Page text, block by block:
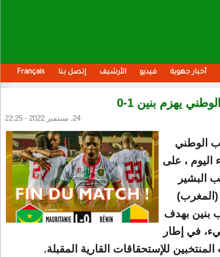
أخبار جهوية فيديو الأرشيف إتصل بنا Français
يهزم بنين 1-0
24. سبتمبر 2022 - 22:25
الوطني
اليوم ، على
البشير
(المغرب)
بنين بهدف
في إطار
للإستحقاقات القارية المقبلة.